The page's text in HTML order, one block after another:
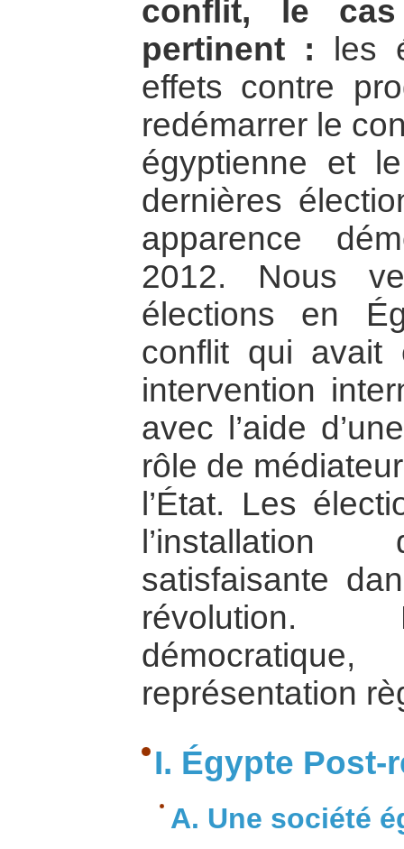
conflit, le cas
pertinent : les
effets contre
redémarrer le
égyptienne et
dernières
apparence
2012. Nous
élections en
conflit qui avait
intervention
avec l’aide
rôle de
l’État. Les
l’installation
satisfaisante
révolution.
représentation
I. Égypte Post-
A. Une société